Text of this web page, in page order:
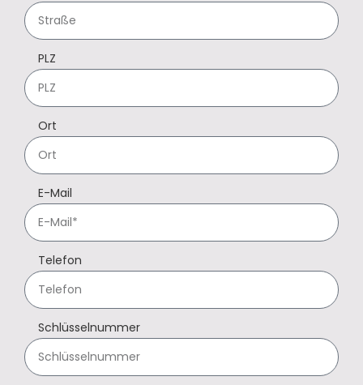
PLZ
Ort
E-Mail
Telefon
Schlüsselnummer